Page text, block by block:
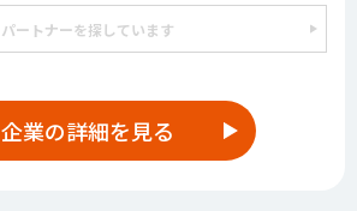
パートナーを探しています
企業の詳細を見る